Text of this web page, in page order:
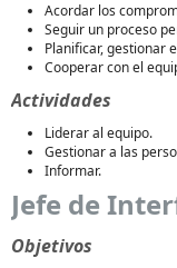
Acordar los
Seguir un proceso
Planificar, gestionar
Cooperar con el
Actividades
Liderar al equipo.
Gestionar a las
Informar.
Jefe de
Objetivos